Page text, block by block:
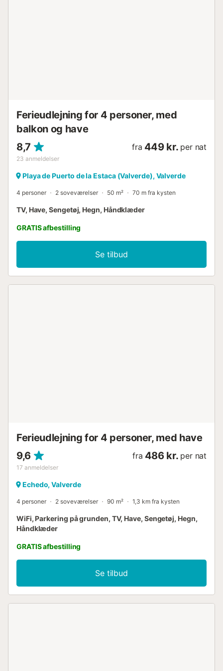
Ferieudlejning for 4 personer, med
balkon og have
8,7
23 anmeldelser
fra 449 kr. per nat
Playa de Puerto de la Estaca (Valverde), Valverde
4 personer 2 soveværelser 50 m² 70 m fra kysten
TV, Have, Sengetøj, Hegn, Håndklæder
GRATIS afbestilling
Se tilbud
Ferieudlejning for 4 personer, med have
9,6
17 anmeldelser
fra 486 kr. per nat
Echedo, Valverde
4 personer 2 soveværelser 90 m² 1,3 km fra kysten
WiFi, Parkering på grunden, TV, Have, Sengetøj, Hegn,
Håndklæder
GRATIS afbestilling
Se tilbud